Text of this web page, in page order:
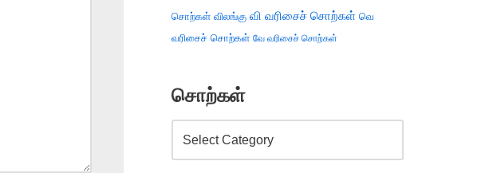
சொற்கள் விலங்கு வி வரிசைச் சொற்கள் வெ
வரிசைச் சொற்கள் வே வரிசைச் சொற்கள்
சொற்கள்